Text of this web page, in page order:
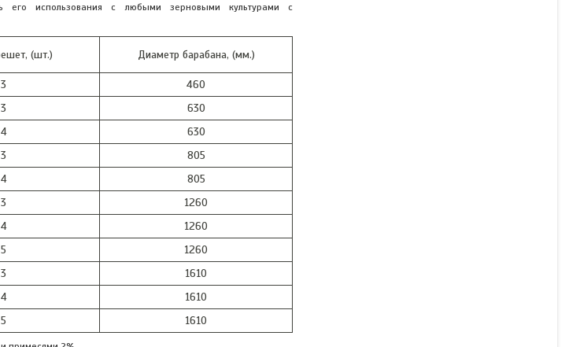
его использования с любыми зерновыми культурами с
(шт.) Диаметр барабана, (мм.)
3
460
3
630
4
630
3
805
4
805
3
1260
4
1260
5
1260
3
1610
4
1610
5 1610